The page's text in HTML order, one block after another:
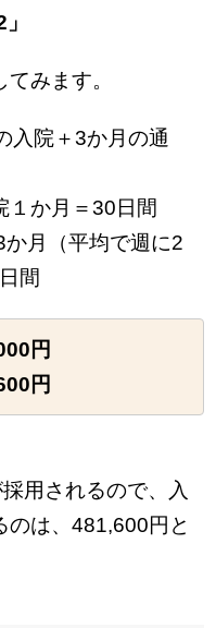
みます。
入院＋3か月の通
院１か月＝30日間
で週に2
間
円
円
用されるので、入
のは、481,600円と